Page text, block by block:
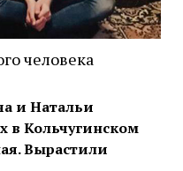
человека
и Натальи
Кольчугинском
Вырастили